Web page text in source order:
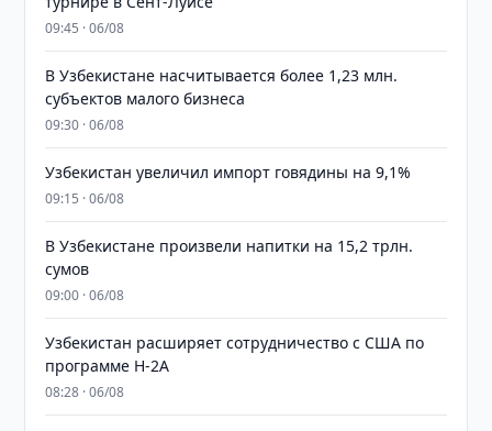
09:45 · 06/08
В Узбекистане насчитывается более 1,23 млн.
субъектов малого бизнеса
09:30 · 06/08
Узбекистан увеличил импорт говядины на 9,1%
09:15 · 06/08
В Узбекистане произвели напитки на 15,2 трлн.
сумов
09:00 · 06/08
Узбекистан расширяет сотрудничество с США по
программе H-2A
08:28 · 06/08